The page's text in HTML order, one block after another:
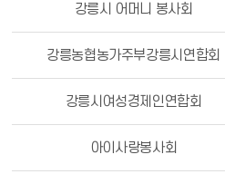
강릉시 어머니 봉사회
강릉농협농가주부강릉시연합회
강릉시여성경제인연합회
아이사랑봉사회